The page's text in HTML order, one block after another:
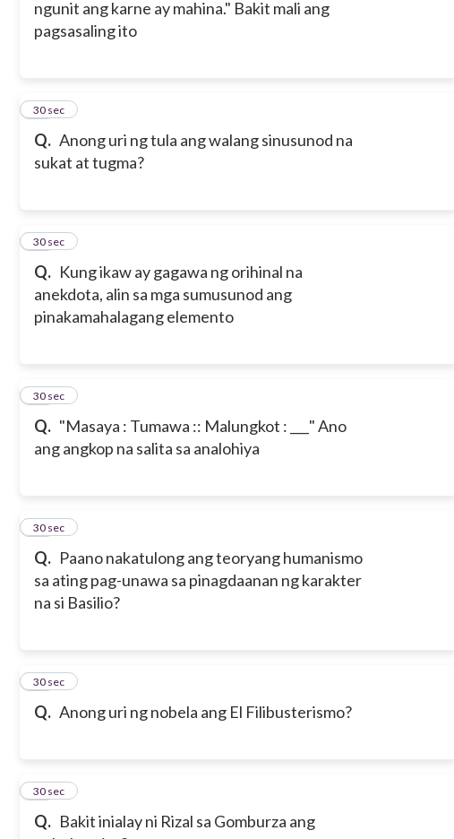
ngunit ang karne ay mahina." Bakit mali ang
pagsasaling ito
Q. Anong uri ng tula ang walang sinusunod na
sukat at tugma?
13
30 sec
Q. Kung ikaw ay gagawa ng orihinal na
anekdota, alin sa mga sumusunod ang
pinakamahalagang elemento
14
30 sec
Q. "Masaya : Tumawa :: Malungkot : ___" Ano
ang angkop na salita sa analohiya
15
30 sec
Q. Paano nakatulong ang teoryang humanismo
sa ating pag-unawa sa pinagdaanan ng karakter
na si Basilio?
16
30 sec
Q. Anong uri ng nobela ang El Filibusterismo?
17
30 sec
Q. Bakit inialay ni Rizal sa Gomburza ang
18
30 sec